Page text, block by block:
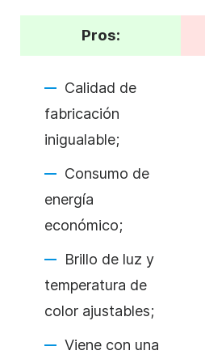
Pros:
Calidad de
fabricación
inigualable;
Consumo de
energía
económico;
Brillo de luz y
temperatura de
color ajustables;
Viene con una